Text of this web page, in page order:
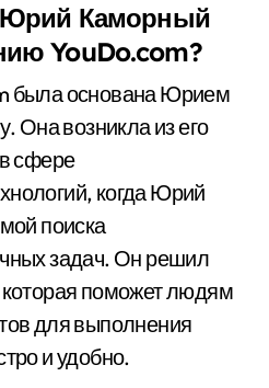
Юрий Каморный
YouDo.com?
была основана Юрием
Она возникла из его
сфере
когда Юрий
поиска
задач. Он решил
поможет людям
для выполнения
и удобно.